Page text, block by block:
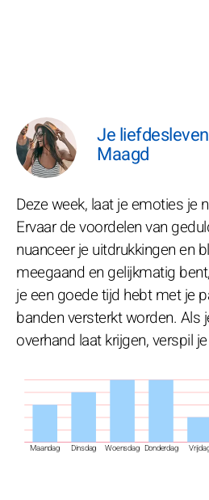
Je
Maagd
Maandag Dinsdag Woensdag Donderdag
Deze week, laat je emoties je
Ervaar de voordelen van
nuanceer je uitdrukkingen en
meegaand en gelijkmatig
je een goede tijd hebt met je
banden versterkt worden. Als
overhand laat krijgen, verspil